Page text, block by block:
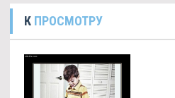
К ПРОСМОТРУ